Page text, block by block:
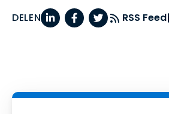
DELEN RSS Feed